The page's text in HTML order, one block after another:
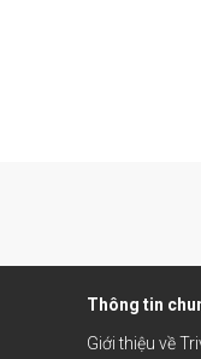
Thông tin
Giới thiệu về